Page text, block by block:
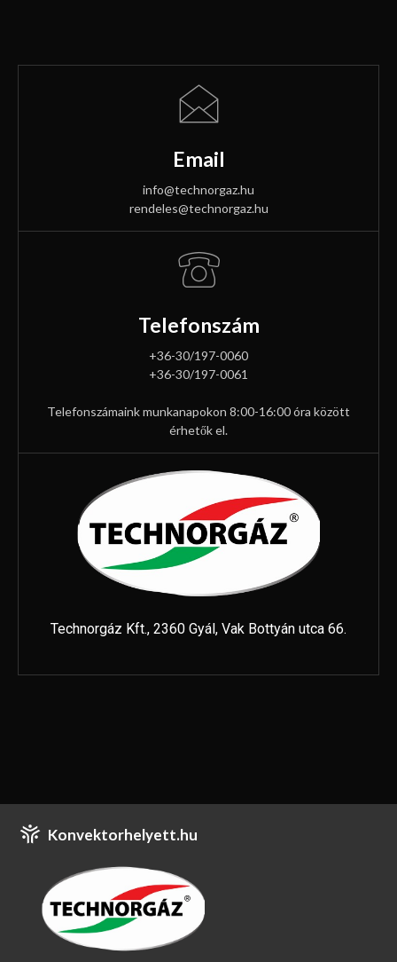
Email
info@technorgaz.hu
rendeles@technorgaz.hu
Telefonszám
+36-30/197-0060
+36-30/197-0061
Telefonszámaink munkanapokon 8:00-16:00 óra között
érhetők el.
Technorgáz Kft., 2360 Gyál, Vak Bottyán utca 66.
Konvektorhelyett.hu